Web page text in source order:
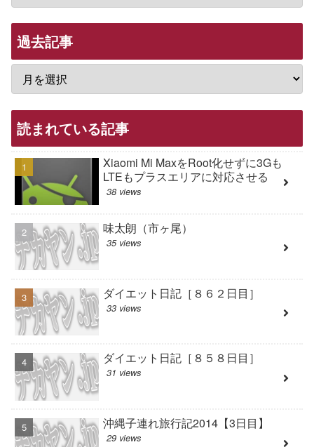
過去記事
読まれている記事
Xiaomi Mi MaxをRoot化せずに3Gも
LTEもプラスエリアに対応させる
38 views
味太朗（市ヶ尾）
35 views
ダイエット日記［８６２日目］
33 views
ダイエット日記［８５８日目］
31 views
沖縄子連れ旅行記2014【3日目】
29 views